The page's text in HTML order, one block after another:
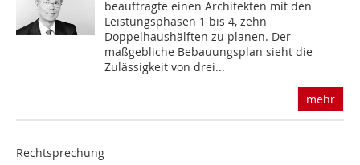
beauftragte einen Architekten mit den
Leistungsphasen 1 bis 4, zehn
Doppelhaushälften zu planen. Der
maßgebliche Bebauungsplan sieht die
Zulässigkeit von drei...
mehr
Rechtsprechung